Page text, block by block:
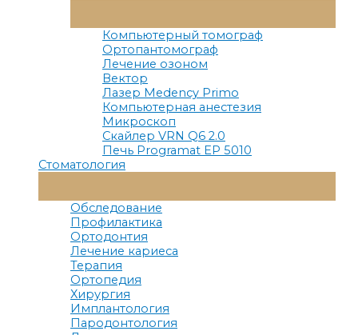
Меню
Компьютерный томограф
Ортопантомограф
Лечение озоном
Вектор
Лазер Medency Primo
Компьютерная анестезия
Микроскоп
Скайлер VRN Q6 2.0
Печь Programat EP 5010
Стоматология
Меню
Обследование
Профилактика
Ортодонтия
Лечение кариеса
Терапия
Ортопедия
Хирургия
Имплантология
Пародонтология